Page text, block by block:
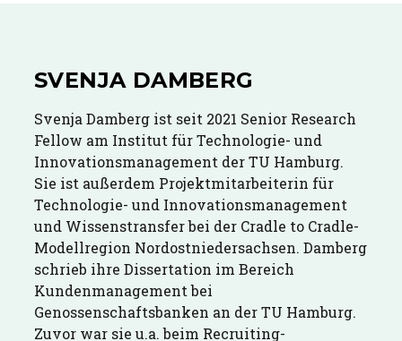
SVENJA DAMBERG
Svenja Damberg ist seit 2021 Senior Research
Fellow am Institut für Technologie- und
Innovationsmanagement der TU Hamburg.
Sie ist außerdem Projektmitarbeiterin für
Technologie- und Innovationsmanagement
und Wissenstransfer bei der Cradle to Cradle-
Modellregion Nordostniedersachsen. Damberg
schrieb ihre Dissertation im Bereich
Kundenmanagement bei
Genossenschaftsbanken an der TU Hamburg.
Zuvor war sie u.a. beim Recruiting-